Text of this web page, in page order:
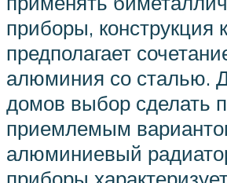
приборы, конструкция
предполагает
алюминия со сталью.
домов выбор сделать
приемлемым
алюминиевый